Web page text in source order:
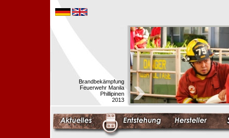
Brandbekämpfung
Feuerwehr Manila
Phillipinen
2013